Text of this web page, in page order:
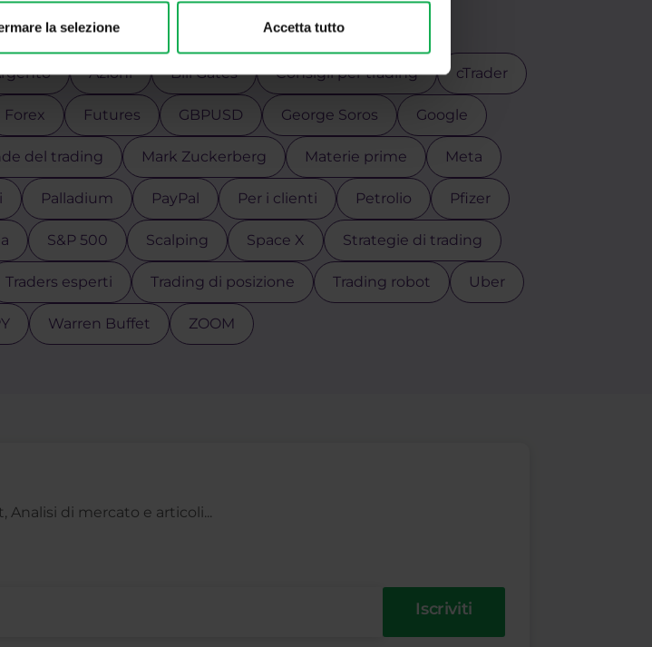
la selezione Accetta tutto
Azioni Bill Gates Consigli per trading cTrader
Forex Futures GBPUSD George Soros Google
del trading Mark Zuckerberg Materie prime Meta
Palladium PayPal Per i clienti Petrolio Pfizer
S&P 500 Scalping Space X Strategie di trading
Traders esperti Trading di posizione Trading robot Uber
Warren Buffet ZOOM
Analisi di mercato e articoli...
Iscriviti